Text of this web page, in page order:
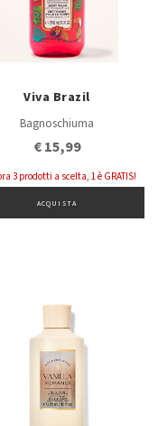
Viva Brazil
Bagnoschiuma
€ 15,99
3 prodotti a scelta, 1 è GRATIS!
ACQUISTA